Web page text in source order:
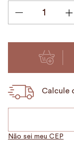
Calcule
Não sei meu CEP